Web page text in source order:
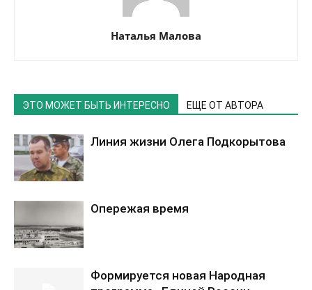
Наталья Малова
ЭТО МОЖЕТ БЫТЬ ИНТЕРЕСНО ЕЩЕ ОТ АВТОРА
Линия жизни Олега Подкорытова
Опережая время
Формируется новая Народная